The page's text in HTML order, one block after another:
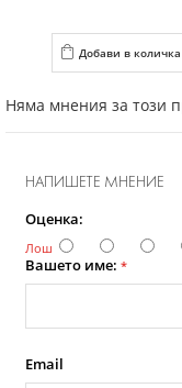
Добави в количка
Няма мнения за този
НАПИШЕТЕ МНЕНИЕ
Оценка:
Лош
Вашето име: *
Email